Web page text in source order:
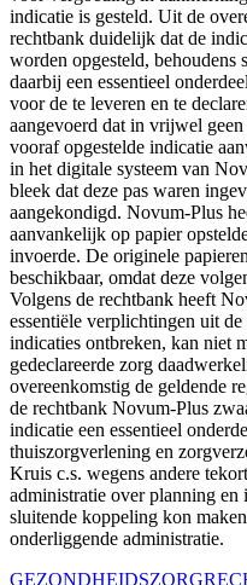
indicatie is gesteld. Uit de
rechtbank duidelijk dat de
worden opgesteld,
daarbij een essentieel
voor de te leveren en te
aangevoerd dat in vrijwel
vooraf opgestelde indicatie
in het digitale systeem van
bleek dat deze pas waren
aangekondigd. Novum-Plus
aanvankelijk op papier
invoerde. De originele
beschikbaar, omdat deze
Volgens de rechtbank heeft
essentiële verplichtingen uit
indicaties ontbreken, kan niet
gedeclareerde zorg
overeenkomstig de geldende
de rechtbank Novum-Plus
indicatie een essentieel
thuiszorgverlening en
Kruis c.s. wegens andere
administratie over planning en
sluitende koppeling kon
onderliggende administratie.
GEZONDHEIDSZORG